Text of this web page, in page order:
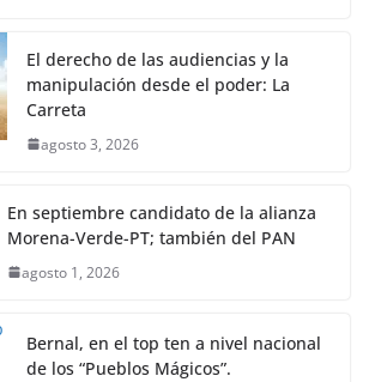
El derecho de las audiencias y la
manipulación desde el poder: La
Carreta
agosto 3, 2026
En septiembre candidato de la alianza
Morena-Verde-PT; también del PAN
agosto 1, 2026
Bernal, en el top ten a nivel nacional
de los “Pueblos Mágicos”.